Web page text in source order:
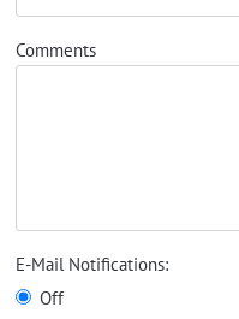
Comments
E-Mail Notifications:
Off